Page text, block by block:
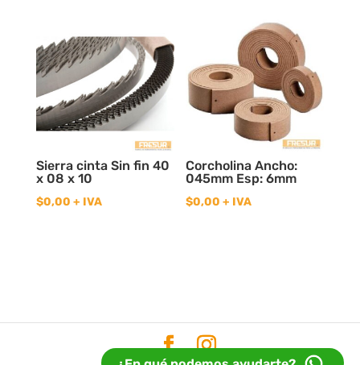
Sierra cinta Sin fin 40
x 08 x 10
$0,00 + IVA
Corcholina Ancho:
045mm Esp: 6mm
$0,00 + IVA